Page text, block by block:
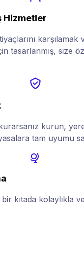
Hizmetler
karşılamak
tasarlanmış, size
kurun,
tam uyumu
kıtada kolaylıkla